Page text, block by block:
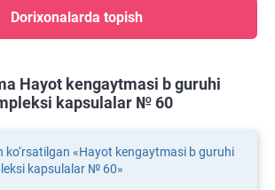
Dorixonalarda topish
Hayot kengaytmasi b guruhi
kapsulalar № 60
ko‘rsatilgan «Hayot kengaytmasi b guruhi
kapsulalar № 60»